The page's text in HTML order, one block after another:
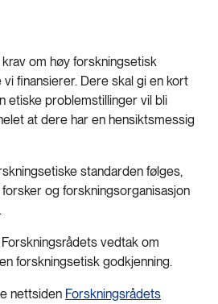
om høy forskningsetisk
finansierer. Dere skal gi en kort
etiske problemstillinger vil bli
at dere har en hensiktsmessig
standarden følges,
og forskningsorganisasjon
vedtak om
forskningsetisk godkjenning.
nettsiden Forskningsrådets